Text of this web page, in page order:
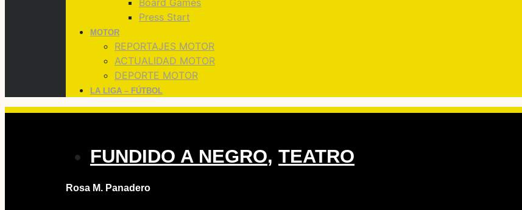
Press Start
MOTOR
REPORTAJES MOTOR
ACTUALIDAD MOTOR
DEPORTE MOTOR
LA LIGA – FÚTBOL
FUNDIDO A NEGRO, TEATRO
Rosa M. Panadero